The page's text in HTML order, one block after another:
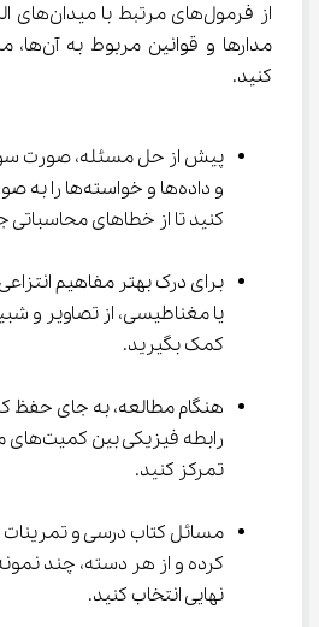
از
مدارها و
کنید.
پیش از حل مسئله، صورت
و داده‌ها و
کنید تا از خطاهای
برای درک بهتر مفاهیم
کمک بگیرید.
رابطه
تمرکز کنید.
کرده و از هر دسته، چند
نهایی انتخاب کنید.